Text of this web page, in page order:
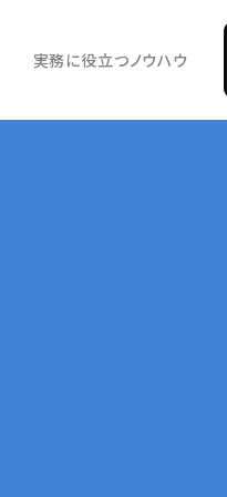
実務に役立つノウハウ